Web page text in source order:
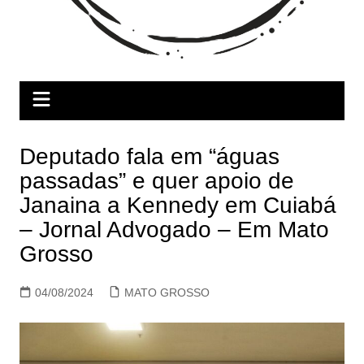
Deputado fala em “águas
passadas” e quer apoio de
Janaina a Kennedy em Cuiabá
– Jornal Advogado – Em Mato
Grosso
04/08/2024 MATO GROSSO